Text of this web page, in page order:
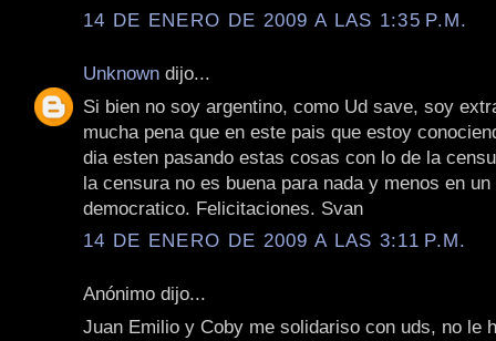
14 DE ENERO DE 2009 A LAS 1:35 P.M.
Unknown dijo...
Si bien no soy argentino, como Ud save, soy
mucha pena que en este pais que estoy
dia esten pasando estas cosas con lo de la
la censura no es buena para nada y menos en un
democratico. Felicitaciones. Svan
14 DE ENERO DE 2009 A LAS 3:11 P.M.
Anónimo dijo...
Juan Emilio y Coby me solidariso con uds, no le